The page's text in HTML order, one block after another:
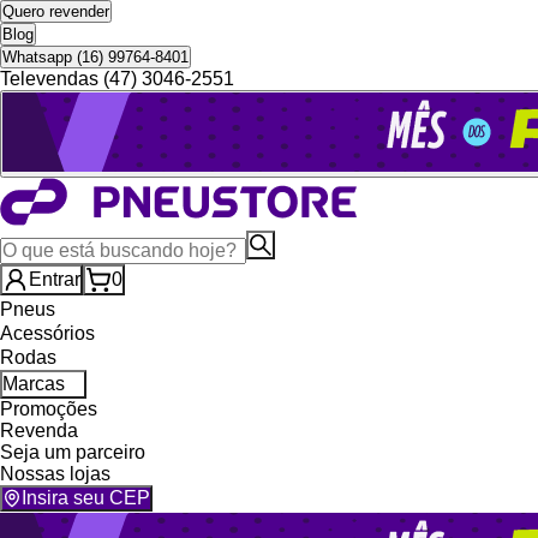
Quero revender
Blog
Whatsapp (16) 99764-8401
Televendas (47) 3046-2551
Entrar
0
Pneus
Acessórios
Rodas
Marcas
Promoções
Revenda
Seja um parceiro
Nossas lojas
Insira seu CEP